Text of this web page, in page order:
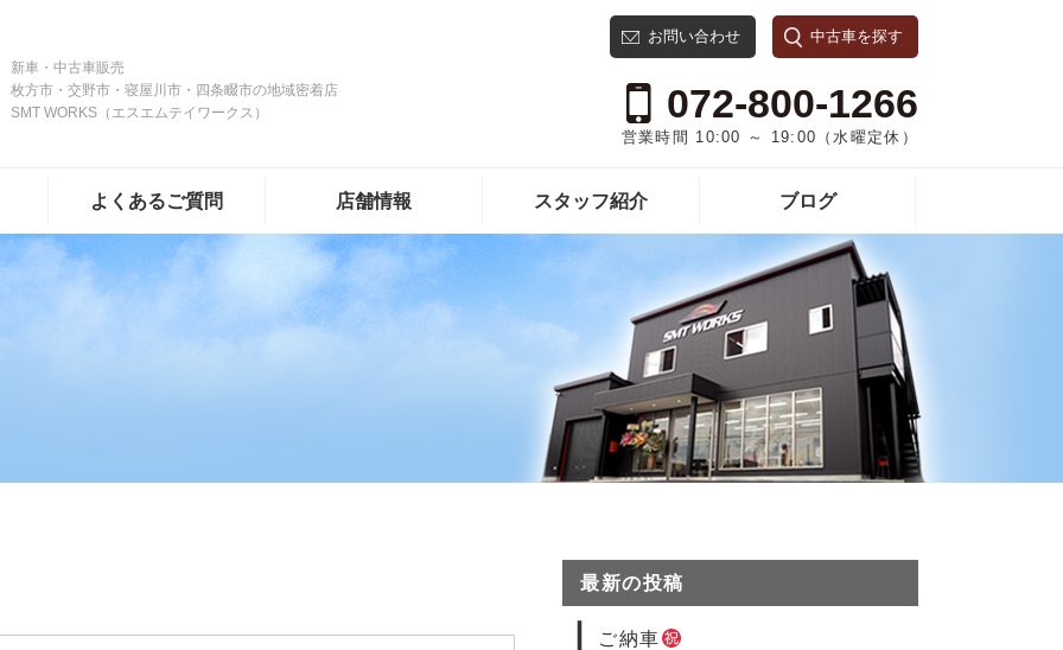
新車・中古車販売
枚方市・交野市・寝屋川市・四条畷市の地域密着店
SMT WORKS（エスエムテイワークス）
お問い合わせ 中古車を探す
072-800-1266
営業時間 10:00 ～ 19:00（水曜定休）
よくあるご質問 店舗情報 スタッフ紹介 ブログ
最新の投稿
ご納車